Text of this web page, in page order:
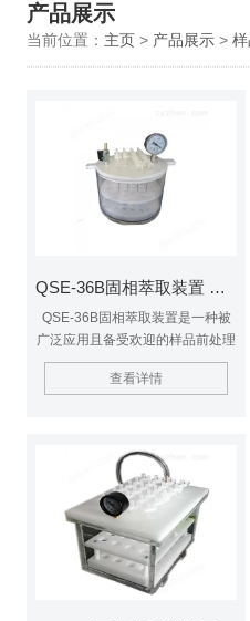
产品展示
当前位置： 主页> 产品展示>
QSE-36B固相萃取装置 固相萃取设备
QSE-36B固相萃取装置是一种被
广泛应用且备受欢迎的样品前处理
技术,就是利用固体吸附剂将液体
样品中的目标化合物吸附,与样品
分离和富集目标化合物的目的。
查看详情